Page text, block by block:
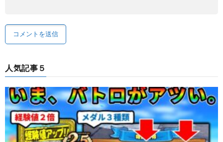
人気記事５